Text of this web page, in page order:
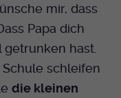
mir, dass
Papa dich
hast.
schleifen
die kleinen
um
im TYPO3
GmbH
Besuch.